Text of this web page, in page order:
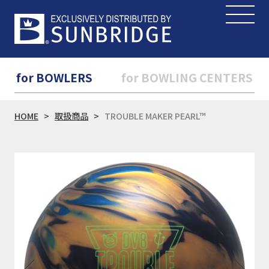
for BOWLERS for BOWLING CENTERS
HOME 取扱商品 TROUBLE MAKER PEARL™